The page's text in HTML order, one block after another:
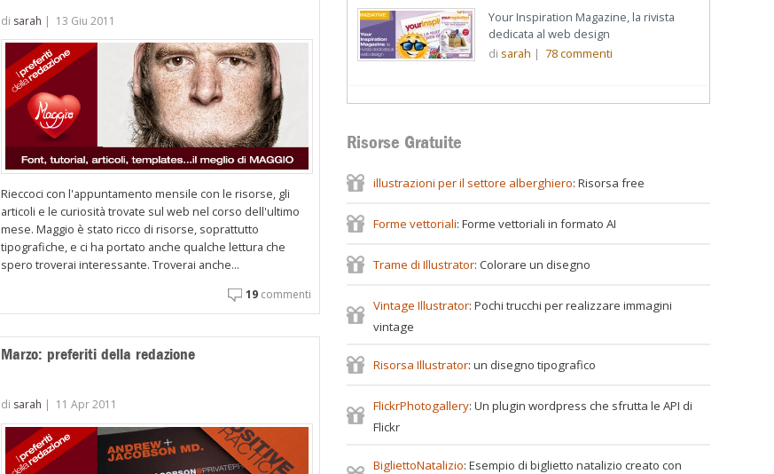
di sarah | 13 Giu 2011
Rieccoci con l'appuntamento mensile con le risorse, gli
articoli e le curiosità trovate sul web nel corso dell'ultimo
mese. Maggio è stato ricco di risorse, soprattutto
tipografiche, e ci ha portato anche qualche lettura che
spero troverai interessante. Troverai anche...
19commenti
Marzo: preferiti della redazione
di sarah | 11 Apr 2011
Your Inspiration Magazine, la rivista
dedicata al web design
di sarah | 78commenti
Risorse Gratuite
illustrazioni per il settore alberghiero: Risorsa free
Forme vettoriali: Forme vettoriali in formato AI
Trame di Illustrator: Colorare un disegno
Vintage Illustrator: Pochi trucchi per realizzare immagini
vintage
Risorsa Illustrator: un disegno tipografico
FlickrPhotogallery: Un plugin wordpress che sfrutta le API di
Flickr
BigliettoNatalizio: Esempio di biglietto natalizio creato con